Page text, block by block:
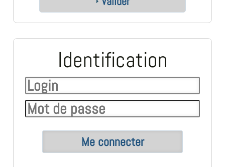
Identification